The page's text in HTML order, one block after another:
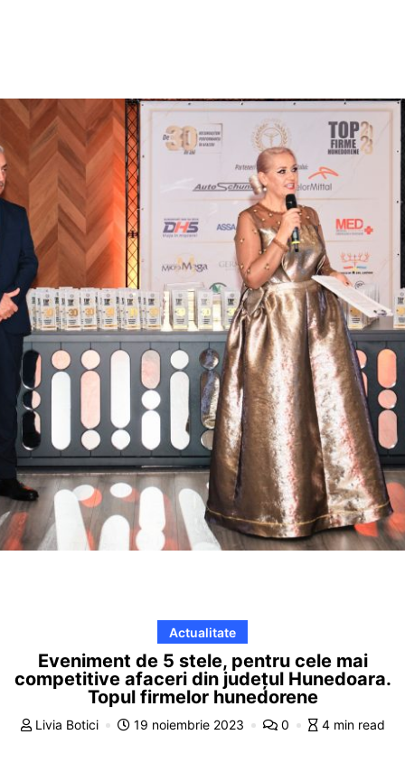
Actualitate
Eveniment de 5 stele, pentru cele mai
competitive afaceri din județul Hunedoara.
Topul firmelor hunedorene
Livia Botici 19 noiembrie 2023 0 4 min read